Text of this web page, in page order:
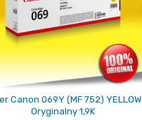
Canon 069Y (MF 752) YELLOW
Oryginalny 1,9K